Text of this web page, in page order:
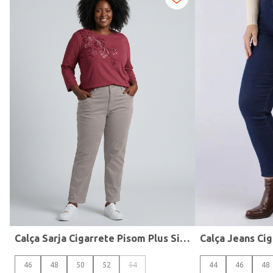
Calça Sarja Cigarrete Pisom Plus Size Feminina CINZA
46 48 50 52 54 44 46 48